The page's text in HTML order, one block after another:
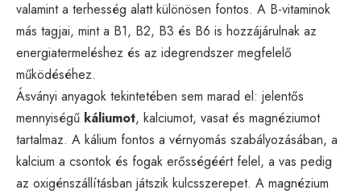
valamint a terhesség alatt különösen fontos. A B-vitaminok
más tagjai, mint a B1, B2, B3 és B6 is hozzájárulnak az
energiatermeléshez és az idegrendszer megfelelő
működéséhez.
Ásványi anyagok tekintetében sem marad el: jelentős
mennyiségű káliumot, kalciumot, vasat és magnéziumot
tartalmaz. A kálium fontos a vérnyomás szabályozásában, a
kalcium a csontok és fogak erősségéért felel, a vas pedig
az oxigénszállításban játszik kulcsszerepet. A magnézium